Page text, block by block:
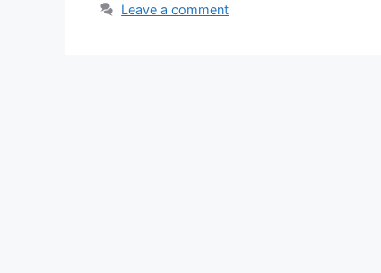
Leave a comment